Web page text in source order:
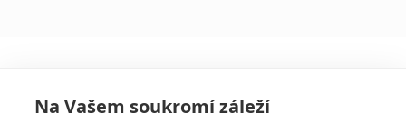
Na Vašem soukromí záleží